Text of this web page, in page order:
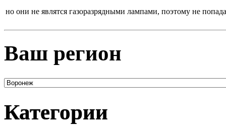
но они не являтся газоразрядными лампами, поэтому не
Ваш регион
Категории